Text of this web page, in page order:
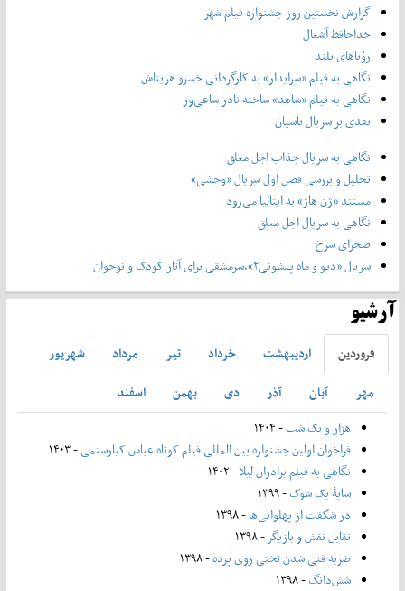
گزارش نخستین روز جشنواره فیلم شهر
خداحافظ آشغال
رؤیاهای بلند
نگاهی به فیلم «سرایدار» به کارگردانی خسرو هریتاش
نگاهی به فیلم «شاهد» ساخته نادر ساعی‌ور
نقدی بر سریال تاسیان
نگاهی به سریال جذاب اجل معلق
تحلیل و بررسی فصل اول سریال «وحشی»
مستند «ژن هاژ» به ایتالیا می‌رود
نگاهی به سریال اجل معلق
صحرای سرخ
سریال «دیو و ماه پیشونی۲»،سرمشقی برای آثار کودک و نوجوان
آرشیو
فروردين ارديبهشت خرداد تير مرداد
شهريور
مهر
آبان آذر دی بهمن
اسفند
هزار و یک شب- ۱۴۰۴
فراخوان اولین جشنواره بین المللی فیلم کوتاه عباس کیارستمی- ۱۴۰۳
نگاهی به فیلم برادران لیلا- ۱۴۰۲
سایۀ یک شوک- ۱۳۹۹
در شگفت از پهلوانی‌ها- ۱۳۹۸
تقابل نقش و بازیگر- ۱۳۹۸
ضربه فنی شدن تختی روی پرده- ۱۳۹۸
شش‌دانگ- ۱۳۹۸